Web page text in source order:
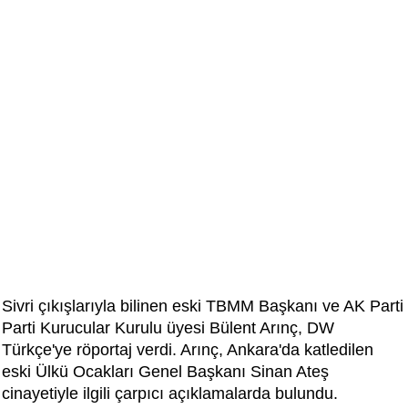
Sivri çıkışlarıyla bilinen eski TBMM Başkanı ve AK Parti
Parti Kurucular Kurulu üyesi Bülent Arınç, DW
Türkçe'ye röportaj verdi. Arınç, Ankara'da katledilen
eski Ülkü Ocakları Genel Başkanı Sinan Ateş
cinayetiyle ilgili çarpıcı açıklamalarda bulundu.